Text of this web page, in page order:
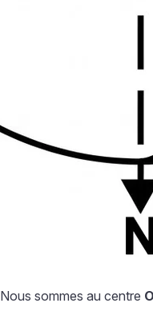
Nous sommes au centre O